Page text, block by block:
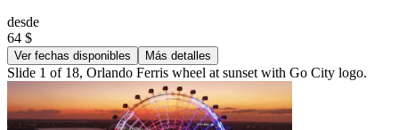
desde
64 $
Ver fechas disponibles Más detalles
Slide 1 of 18, Orlando Ferris wheel at sunset with Go City logo.